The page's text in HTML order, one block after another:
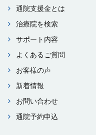
通院⽀援⾦とは
治療院を検索
サポート内容
よくあるご質問
お客様の声
新着情報
お問い合わせ
通院予約申込